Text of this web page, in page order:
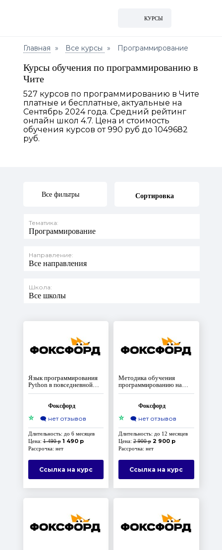
КУРСЫ
Главная Все курсы Программирование
Курсы обучения по программированию в
Чите
527 курсов по программированию в Чите
платные и бесплатные, актуальные на
Сентябрь 2024 года. Средний рейтинг
онлайн школ 4.7. Цена и стоимость
обучения курсов от 990 руб до 1049682
руб.
Все фильтры Сортировка
Тематика:
Программирование
Направление:
Все направления
Школа:
Все школы
Язык программирования
Python в повседневной
работе учителя
Фоксфорд
⭐ 🗨️ нет отзывов
Длительность: до 6 месяцев
Цена:1 490 р 1 490 р
Рассрочка: нет
Ссылка на курс
Методика обучения
программированию на
Python через создание игр
базового до продвинутого
Фоксфорд
⭐ 🗨️ нет отзывов
Длительность: до 12 месяцев
Цена: 2 900 р 2 900 р
Рассрочка: нет
Ссылка на курс